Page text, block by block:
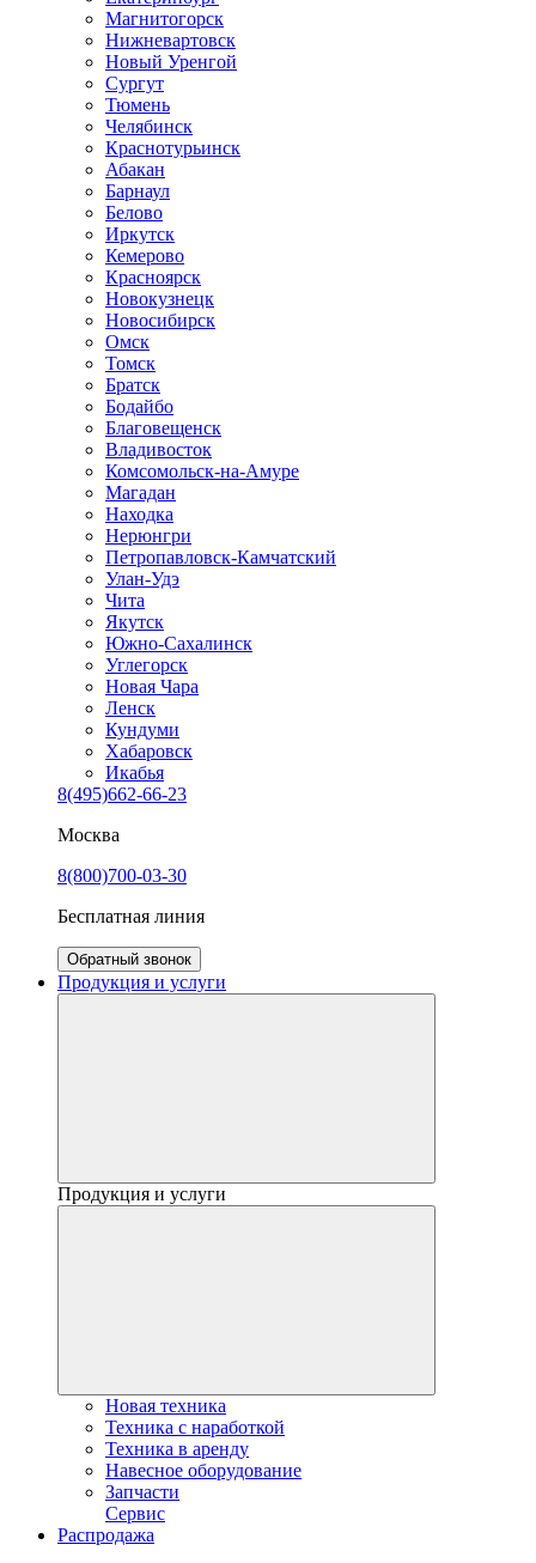
Магнитогорск
Нижневартовск
Новый Уренгой
Сургут
Тюмень
Челябинск
Краснотурьинск
Абакан
Барнаул
Белово
Иркутск
Кемерово
Красноярск
Новокузнецк
Новосибирск
Омск
Томск
Братск
Бодайбо
Благовещенск
Владивосток
Комсомольск-на-Амуре
Магадан
Находка
Нерюнгри
Петропавловск-Камчатский
Улан-Удэ
Чита
Якутск
Южно-Сахалинск
Углегорск
Новая Чара
Ленск
Кундуми
Хабаровск
Икабья
8(495)662-66-23
Москва
8(800)700-03-30
Бесплатная линия
Обратный звонок
Продукция и услуги
Продукция и услуги
Новая техника
Техника с наработкой
Техника в аренду
Навесное оборудование
Запчасти
Сервис
Распродажа